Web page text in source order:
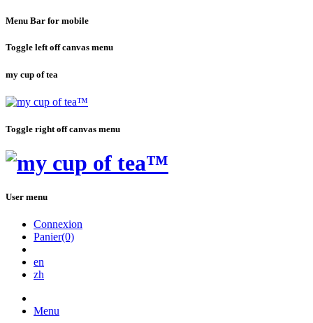
Menu Bar for mobile
Toggle left off canvas menu
my cup of tea
Toggle right off canvas menu
User menu
Connexion
Panier(0)
en
zh
Menu